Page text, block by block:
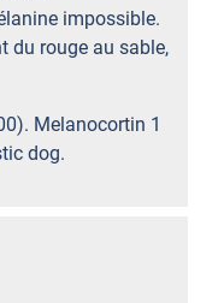
impossible.
du rouge au sable,
Melanocortin 1
dog.